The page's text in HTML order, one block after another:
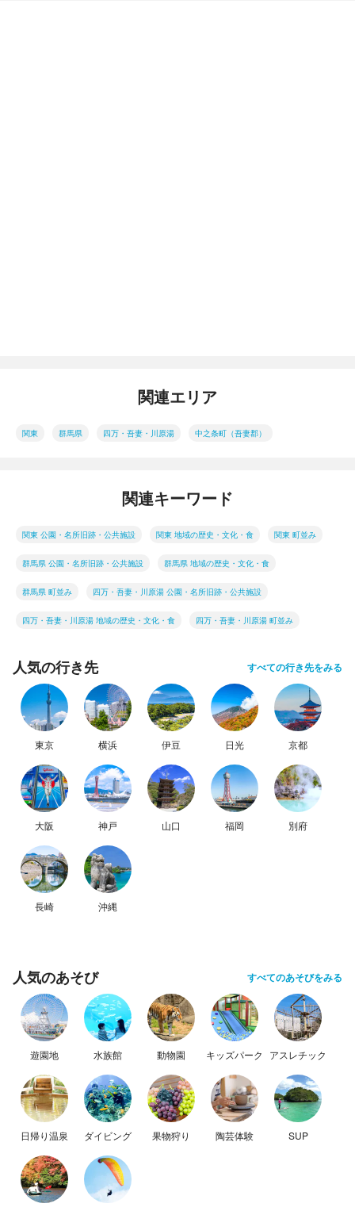
関連エリア
関東 群馬県 四万・吾妻・川原湯 中之条町（吾妻郡）
関連キーワード
関東 公園・名所旧跡・公共施設 関東 地域の歴史・文化・食 関東 町並み
群馬県 公園・名所旧跡・公共施設 群馬県 地域の歴史・文化・食
群馬県 町並み 四万・吾妻・川原湯 公園・名所旧跡・公共施設
四万・吾妻・川原湯 地域の歴史・文化・食 四万・吾妻・川原湯 町並み
人気の行き先 すべての行き先をみる
東京 横浜 伊豆 日光 京都
大阪 神戸 山口 福岡 別府
長崎 沖縄
人気のあそび すべてのあそびをみる
遊園地 水族館 動物園 キッズパーク アスレチック
日帰り温泉 ダイビング 果物狩り 陶芸体験 SUP